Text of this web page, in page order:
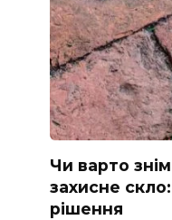
Чи варто
захисне
рішення